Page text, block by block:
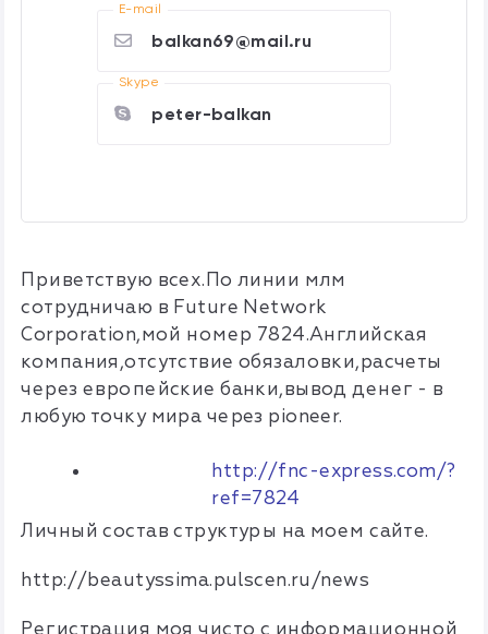
E-mail
balkan69@mail.ru
Skype
peter-balkan
Приветствую всех.По линии млм
сотрудничаю в Future Network
Corporation,мой номер 7824.Английская
компания,отсутствие обязаловки,расчеты
через европейские банки,вывод денег - в
любую точку мира через pioneer.
http://fnc-express.com/?
ref=7824
Личный состав структуры на моем сайте.
http://beautyssima.pulscen.ru/news